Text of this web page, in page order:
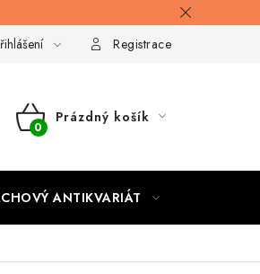
Registrace
NÁKUPNÍ
Prázdný košík
ANTIKVARIÁT